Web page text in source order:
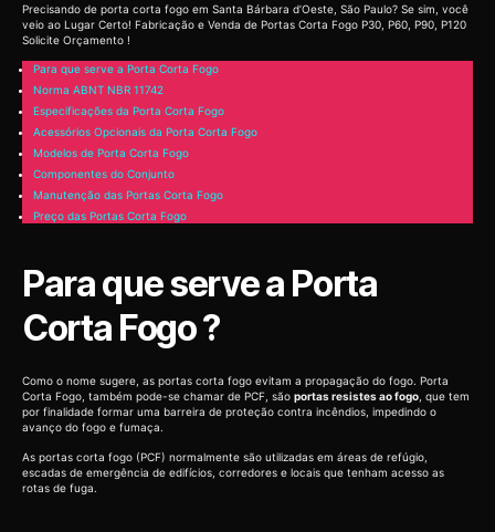
Precisando de porta corta fogo em Santa Bárbara d’Oeste, São Paulo? Se sim, você
veio ao Lugar Certo! Fabricação e Venda de Portas Corta Fogo P30, P60, P90, P120
Solicite Orçamento !
Para que serve a Porta Corta Fogo
Norma ABNT NBR 11742
Especificações da Porta Corta Fogo
Acessórios Opcionais da Porta Corta Fogo
Modelos de Porta Corta Fogo
Componentes do Conjunto
Manutenção das Portas Corta Fogo
Preço das Portas Corta Fogo
Para que serve a Porta
Corta Fogo ?
Como o nome sugere, as portas corta fogo evitam a propagação do fogo. Porta
Corta Fogo, também pode-se chamar de PCF, são portas resistes ao fogo , que tem
por finalidade formar uma barreira de proteção contra incêndios, impedindo o
avanço do fogo e fumaça.
As portas corta fogo (PCF) normalmente são utilizadas em áreas de refúgio,
escadas de emergência de edifícios, corredores e locais que tenham acesso as
rotas de fuga.